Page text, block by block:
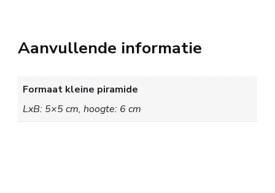
Aanvullende informatie
Formaat kleine piramide
LxB: 5×5 cm, hoogte: 6 cm